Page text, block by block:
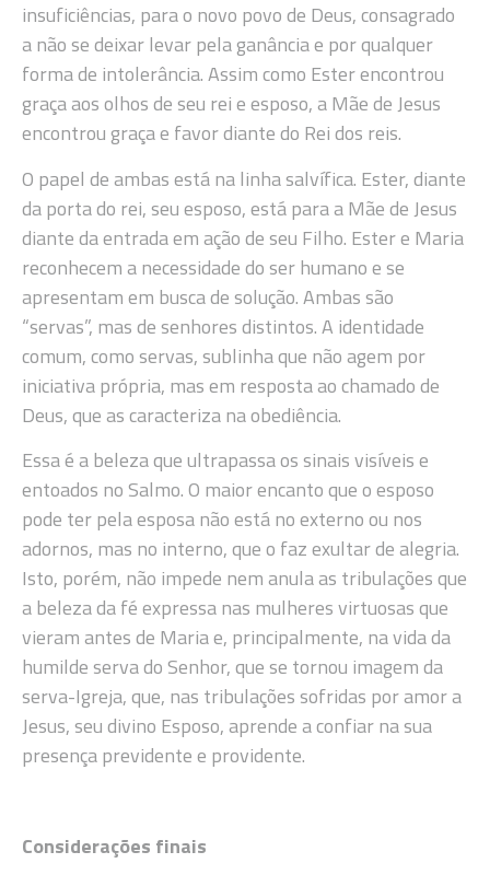
insuficiências, para o novo povo de Deus, consagrado
a não se deixar levar pela ganância e por qualquer
forma de intolerância. Assim como Ester encontrou
graça aos olhos de seu rei e esposo, a Mãe de Jesus
encontrou graça e favor diante do Rei dos reis.
O papel de ambas está na linha salvífica. Ester, diante
da porta do rei, seu esposo, está para a Mãe de Jesus
diante da entrada em ação de seu Filho. Ester e Maria
reconhecem a necessidade do ser humano e se
apresentam em busca de solução. Ambas são
“servas”, mas de senhores distintos. A identidade
comum, como servas, sublinha que não agem por
iniciativa própria, mas em resposta ao chamado de
Deus, que as caracteriza na obediência.
Essa é a beleza que ultrapassa os sinais visíveis e
entoados no Salmo. O maior encanto que o esposo
pode ter pela esposa não está no externo ou nos
adornos, mas no interno, que o faz exultar de alegria.
Isto, porém, não impede nem anula as tribulações que
a beleza da fé expressa nas mulheres virtuosas que
vieram antes de Maria e, principalmente, na vida da
humilde serva do Senhor, que se tornou imagem da
serva-Igreja, que, nas tribulações sofridas por amor a
Jesus, seu divino Esposo, aprende a confiar na sua
presença previdente e providente.
Considerações finais